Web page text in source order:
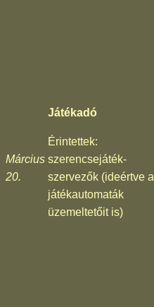
Március
20.
Játékadó
Érintettek:
szerencsejáték-
szervezők (ideértve a
játékautomaták
üzemeltetőit is)